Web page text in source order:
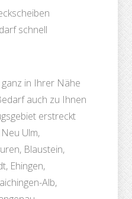
schnell
in Ihrer Nähe
auch zu Ihnen
erstreckt
Ulm,
Blaustein,
Ehingen,
Alb,